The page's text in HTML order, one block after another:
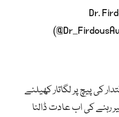
— Dr.
کی پیچ پر لگاتار کھیلنے
رہنے کی اب عادت ڈالنا